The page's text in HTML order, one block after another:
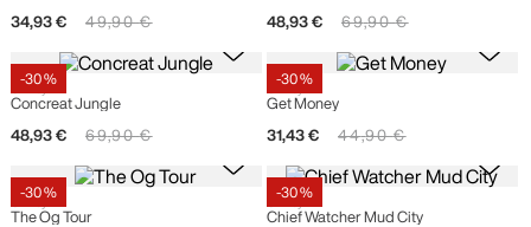
34,93 € 49,90 € 48,93 € 69,90 €
-30 %
Grimey
Concreat Jungle
48,93 € 69,90 €
-30 %
Grimey
Get Money
31,43 € 44,90 €
-30 %
Grimey
The Og Tour
-30 %
Grimey
Chief Watcher Mud City